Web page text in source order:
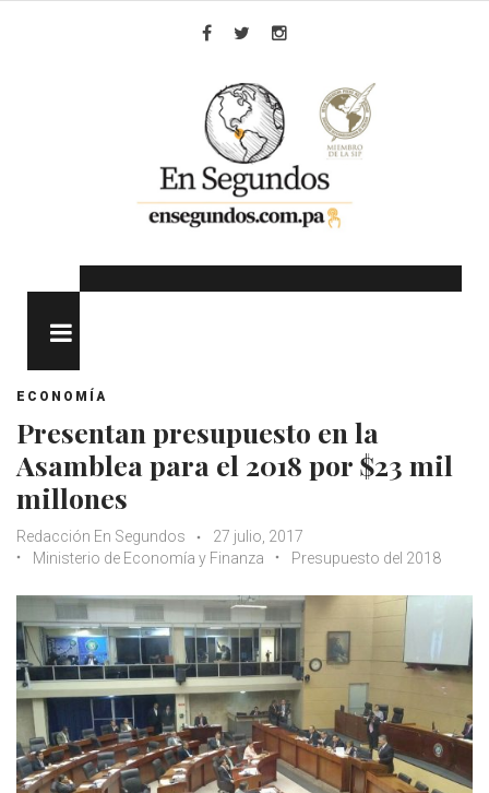
ECONOMÍA
Presentan presupuesto en la
Asamblea para el 2018 por $23 mil
millones
Redacción En Segundos
27 julio, 2017
Ministerio de Economía y Finanza
Presupuesto del 2018